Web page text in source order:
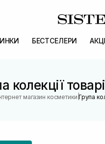
БЕСТСЕЛЕРИ
колекції
магазин косметики |Група